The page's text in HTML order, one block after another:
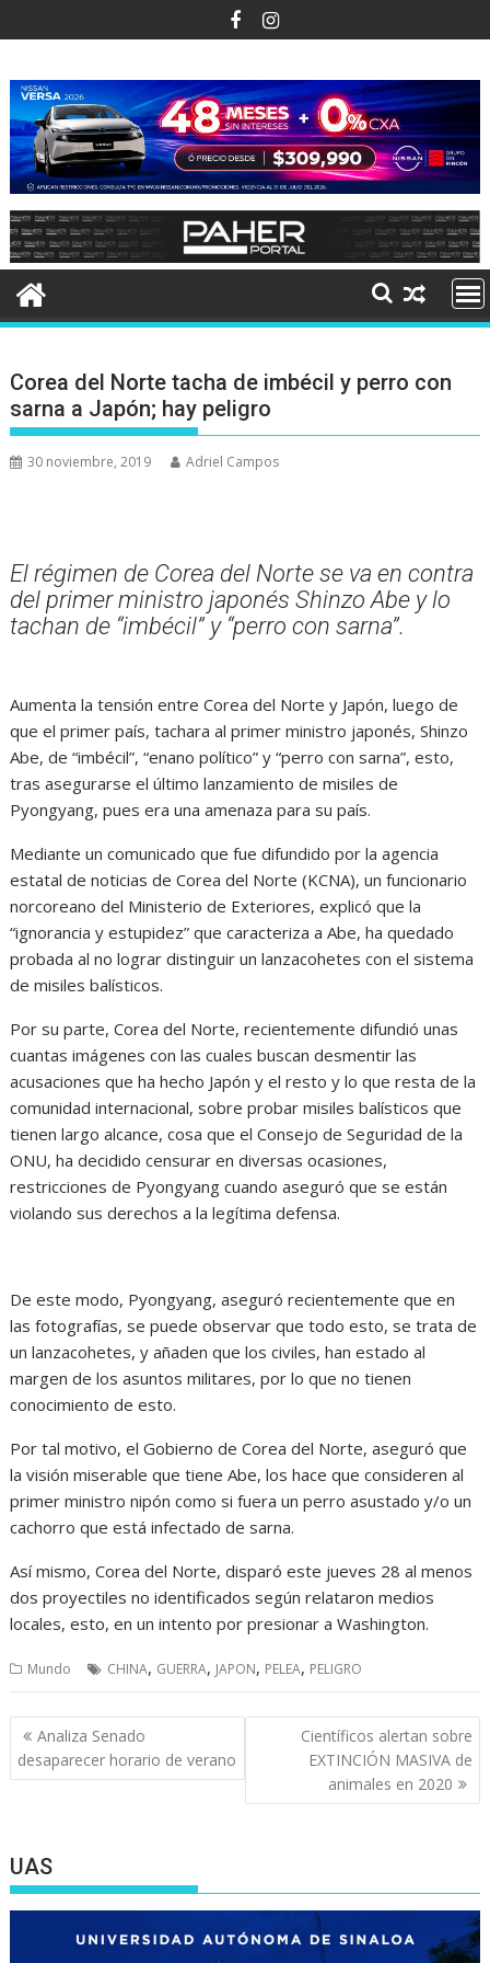
al
Corea del Norte tacha de imbécil y perro con
sarna a Japón; hay peligro
30 noviembre, 2019 Adriel Campos
El régimen de Corea del Norte se va en contra
del primer ministro japonés Shinzo Abe y lo
tachan de “imbécil” y “perro con sarna”.
Aumenta la tensión entre Corea del Norte y Japón, luego de
que el primer país, tachara al primer ministro japonés, Shinzo
Abe, de “imbécil”, “enano político” y “perro con sarna”, esto,
tras asegurarse el último lanzamiento de misiles de
Pyongyang, pues era una amenaza para su país.
Mediante un comunicado que fue difundido por la agencia
estatal de noticias de Corea del Norte (KCNA), un funcionario
norcoreano del Ministerio de Exteriores, explicó que la
“ignorancia y estupidez” que caracteriza a Abe, ha quedado
probada al no lograr distinguir un lanzacohetes con el sistema
de misiles balísticos.
Por su parte, Corea del Norte, recientemente difundió unas
cuantas imágenes con las cuales buscan desmentir las
acusaciones que ha hecho Japón y el resto y lo que resta de la
comunidad internacional, sobre probar misiles balísticos que
tienen largo alcance, cosa que el Consejo de Seguridad de la
ONU, ha decidido censurar en diversas ocasiones,
restricciones de Pyongyang cuando aseguró que se están
violando sus derechos a la legítima defensa.
De este modo, Pyongyang, aseguró recientemente que en
las fotografías, se puede observar que todo esto, se trata de
un lanzacohetes, y añaden que los civiles, han estado al
margen de los asuntos militares, por lo que no tienen
conocimiento de esto.
Por tal motivo, el Gobierno de Corea del Norte, aseguró que
la visión miserable que tiene Abe, los hace que consideren al
primer ministro nipón como si fuera un perro asustado y/o un
cachorro que está infectado de sarna.
Así mismo, Corea del Norte, disparó este jueves 28 al menos
dos proyectiles no identificados según relataron medios
locales, esto, en un intento por presionar a Washington.
Mundo CHINA, GUERRA, JAPON, PELEA, PELIGRO
Navegación
de
entradas
Analiza Senado
desaparecer horario de verano
Científicos alertan sobre
EXTINCIÓN MASIVA de
animales en 2020
UAS